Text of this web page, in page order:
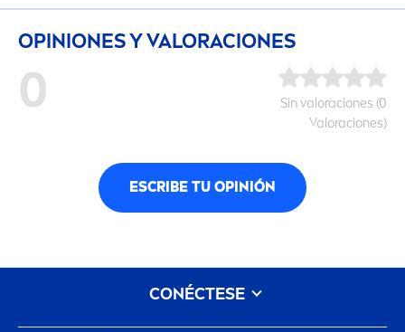
OPINIONES Y VALORACIONES
0
Sin valoraciones (0
Valoraciones)
ESCRIBE TU OPINIÓN
CONÉCTESE